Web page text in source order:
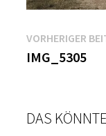
VORHERIGER
IMG_5305
DAS